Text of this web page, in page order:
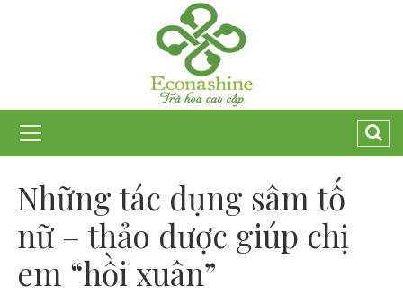
Những tác dụng sâm tố
nữ – thảo dược giúp chị
em “hồi xuân”